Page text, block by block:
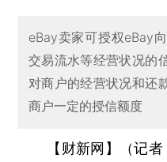
eBay卖家可授权eBay
交易流水等经营状况的
对商户的经营状况和还
商户一定的授信额度
【财新网】（记者